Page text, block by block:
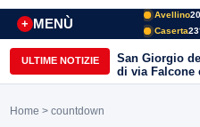
MENÙ
+
Avellino
Caserta
ULTIME NOTIZIE
San Giorgio
di via Falcone
Lombardi
Home > countdown